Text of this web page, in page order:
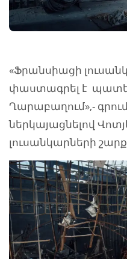
«Ֆրանսիացի
փաստագրել է
Ղարաբաղում»,-
ներկայացնելով
լուսանկարների